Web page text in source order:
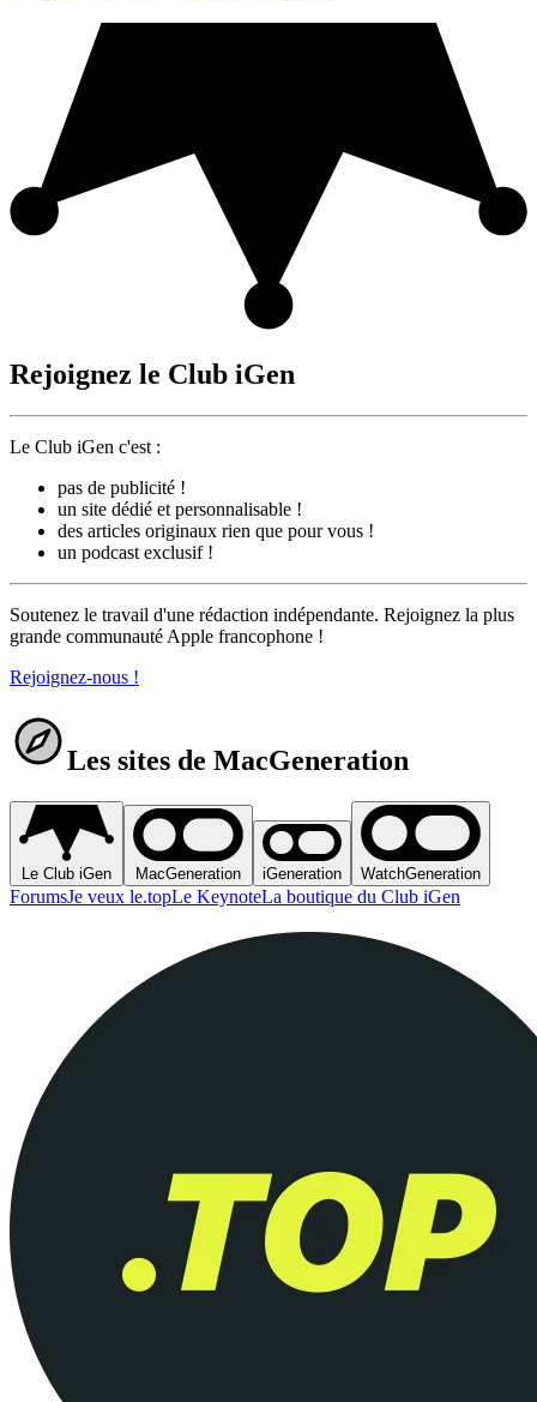
Rejoignez le Club iGen
Le Club iGen c'est :
pas de publicité !
un site dédié et personnalisable !
des articles originaux rien que pour vous !
un podcast exclusif !
Soutenez le travail d'une rédaction indépendante. Rejoignez la plus
grande communauté Apple francophone !
Rejoignez-nous !
Les sites de MacGeneration
Le Club iGen MacGeneration iGeneration WatchGeneration
ForumsJe veux le.topLe KeynoteLa boutique du Club iGen